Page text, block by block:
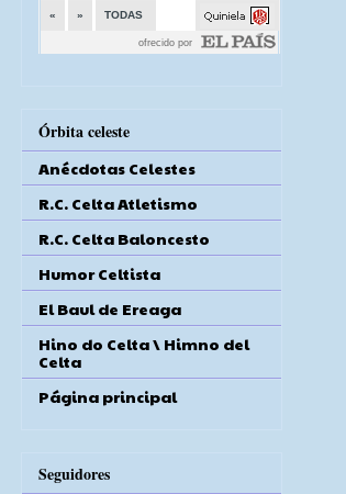
Órbita celeste
Anécdotas Celestes
R.C. Celta Atletismo
R.C. Celta Baloncesto
Humor Celtista
El Baul de Ereaga
Hino do Celta \ Himno del
Celta
Página principal
Seguidores